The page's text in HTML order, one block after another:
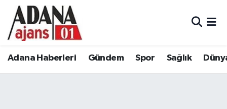
Adana Haberleri Gündem Spor Sağlık
Adana Haberleri
Adana Nöbetçi Eczaneler